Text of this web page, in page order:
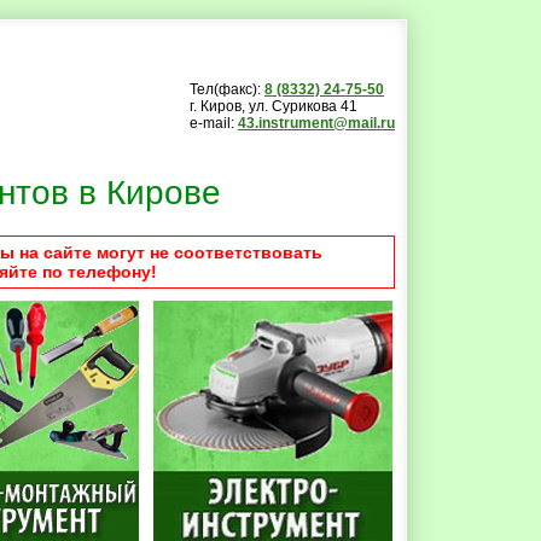
Тел(факс): 8 (8332) 24-75-50
г. Киров, ул. Сурикова 41
e-mail: 43.instrument@mail.ru
в Кирове
сайте могут не соответствовать
по телефону!